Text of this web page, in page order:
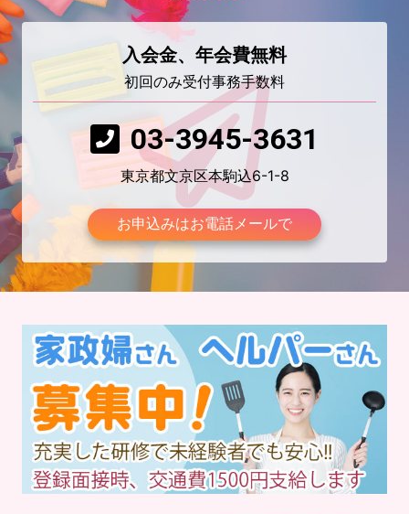
入会金、年会費無料
初回のみ受付事務手数料
03-3945-3631
東京都文京区本駒込6-1-8
お申込みはお電話メールで